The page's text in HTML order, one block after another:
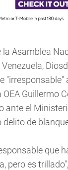
la Asamblea
"irresponsable"
Guillermo
ante el
delito de
que
pero es